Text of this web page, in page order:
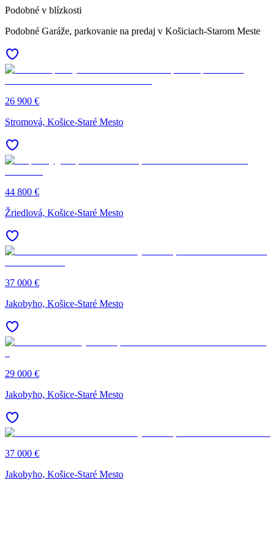
Podobné v blízkosti
Podobné Garáže, parkovanie na predaj v Košiciach-Starom Meste
26 900 €
Stromová, Košice-Staré Mesto
44 800 €
Žriedlová, Košice-Staré Mesto
37 000 €
Jakobyho, Košice-Staré Mesto
29 000 €
Jakobyho, Košice-Staré Mesto
37 000 €
Jakobyho, Košice-Staré Mesto